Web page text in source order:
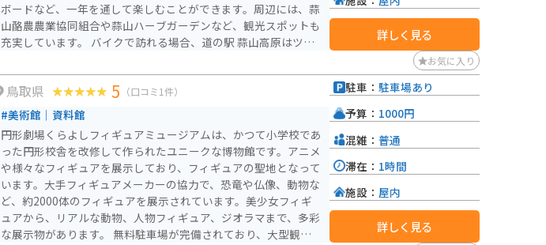
ボードなど、一年を通して楽しむことができます。周辺には、蒜
山酪農農業協同組合や蒜山ハーブガーデンなど、観光スポットも
充実しています。 バイクで訪れる場合、道の駅 蒜山高原はツー
グロードが続くことから、多くのライダーに人気があります。周
辺には、展望台や景勝地も多く、ツーリングの目的地としてもお
すすめです。道の駅では、蒜山高原の特産品であるジャージー牛
乳を使ったソフトクリームやヨーグルト、蒜山焼そばなどが人気
です。
詳しく見る
お気に入り
鳥取県 5 （口コミ1件）
#美術館｜資料館
円形劇場くらよしフィギュアミュージアムは、かつて小学校であ
った円形校舎を改修して作られたユニークな博物館です。アニメ
や様々なフィギュアを展示しており、フィギュアの聖地となって
います。大手フィギュアメーカーの協力で、恐竜や仏像、動物な
ど、約2000体のフィギュアを展示されています。美少女フィギ
ュアから、リアルな動物、人物フィギュア、ジオラマまで、多彩
な展示物があります。 無料駐車場が完備されており、大型観光
駐車： 駐車場あり
予算： 1000円
混雑： 普通
滞在： 1時間
施設： 屋内
詳しく見る